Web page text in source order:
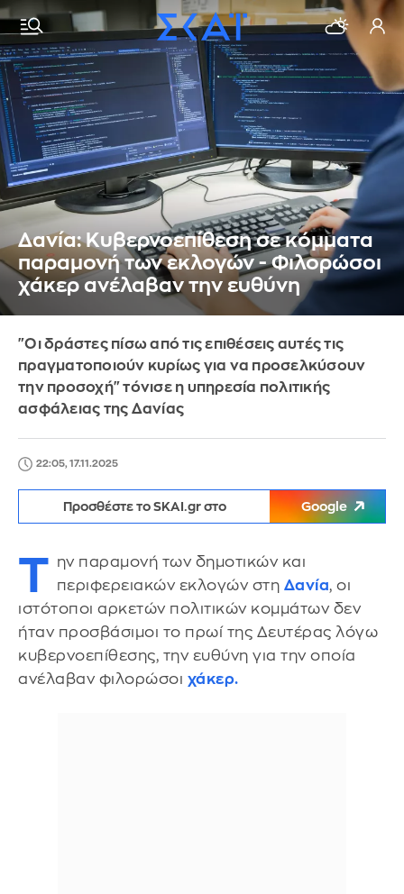
Δανία: Κυβερνοεπίθεση σε κόμματα
παραμονή των εκλογών - Φιλορώσοι
χάκερ ανέλαβαν την ευθύνη
"Οι δράστες πίσω από τις επιθέσεις αυτές τις
πραγματοποιούν κυρίως για να προσελκύσουν
την προσοχή" τόνισε η υπηρεσία πολιτικής
ασφάλειας της Δανίας
22:05, 17.11.2025
Προσθέστε το SKAI.gr στο Google
Τ ην παραμονή των δημοτικών και
περιφερειακών εκλογών στη Δανία, οι
ιστότοποι αρκετών πολιτικών κομμάτων δεν
ήταν προσβάσιμοι το πρωί της Δευτέρας λόγω
κυβερνοεπίθεσης, την ευθύνη για την οποία
ανέλαβαν φιλορώσοι χάκερ.